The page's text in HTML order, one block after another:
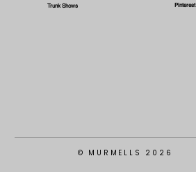
Trunk Shows Pinterest
© MURMELLS 2026